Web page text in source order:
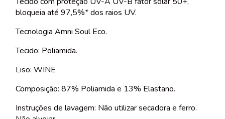
bloqueia até 97,5%* dos raios UV.
Tecnologia Amni Soul Eco.
Tecido: Poliamida.
Liso: WINE
Composição: 87% Poliamida e 13% Elastano.
Instruções de lavagem: Não utilizar secadora e ferro.